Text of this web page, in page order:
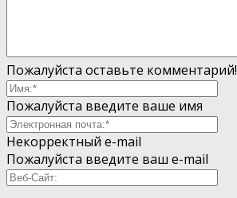
Пожалуйста оставьте комментарий!
Пожалуйста введите ваше имя
Некорректный e-mail
Пожалуйста введите ваш e-mail